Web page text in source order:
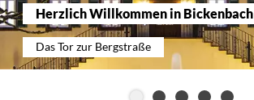
Herzlich Willkommen in Bickenbach
Das Tor zur Bergstraße